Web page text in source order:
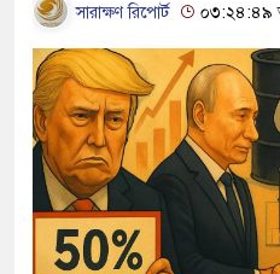
সারাক্ষণ রিপোর্ট ০৩:২৪:৪৯